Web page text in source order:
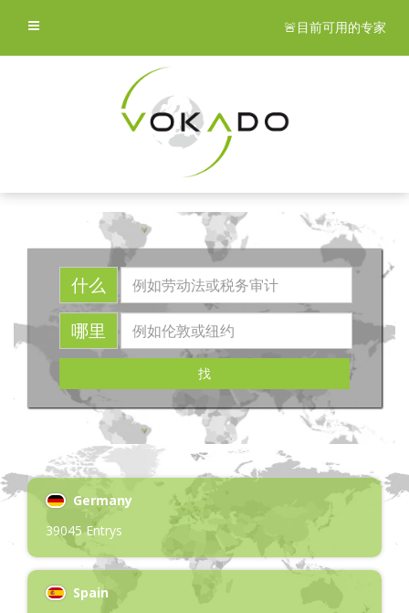
🚨目前可用的专家
什么
哪里
Germany
39045 Entrys
Spain